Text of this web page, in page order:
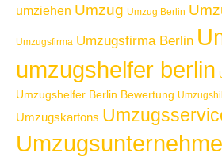
umziehen Umzug Umzug Berlin
Umzugsfirma Umzugsfirma Berlin
umzugshelfer berlin
Umzugshelfer Berlin Bewertung
Umzugskartons